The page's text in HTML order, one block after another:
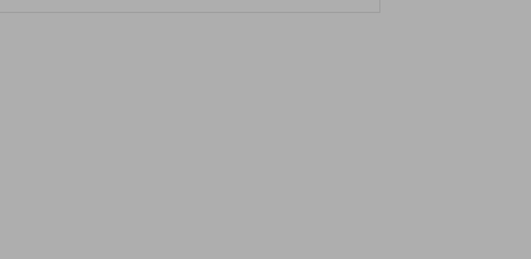
operando como
provee servicios de
Franklin, Templeton y